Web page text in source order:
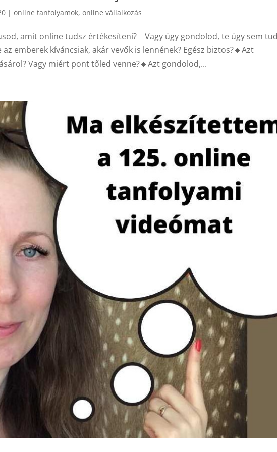
|online tanfolyamok,online vállalkozás
amit online tudsz értékesíteni?🔸Vagy úgy gondolod, te úgy sem
emberek kíváncsiak, akár vevők is lennének? Egész biztos?🔸Azt
Vagy miért pont tőled venne?🔸Azt gondolod,...